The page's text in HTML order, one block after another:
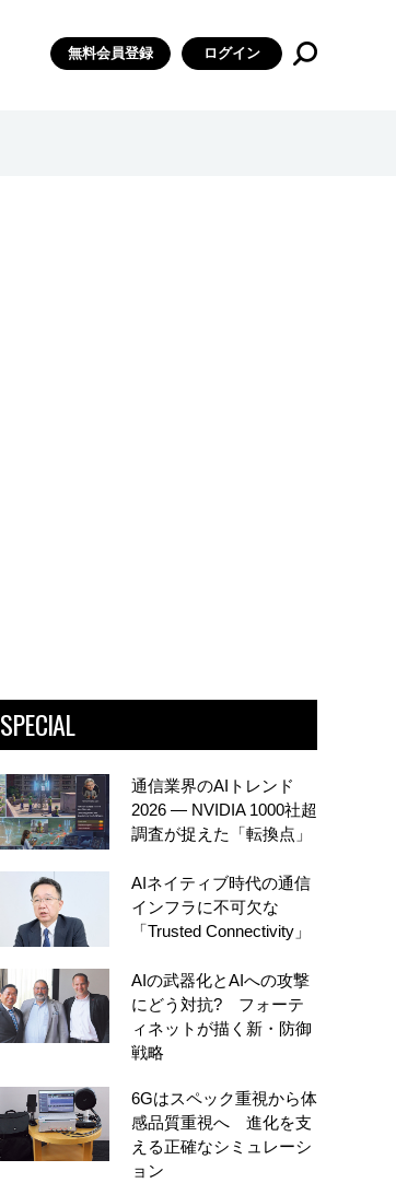
無料会員登録 ログイン
SPECIAL
通信業界のAIトレンド
2026 ― NVIDIA 1000社超
調査が捉えた「転換点」
AIネイティブ時代の通信
インフラに不可欠な
「Trusted Connectivity」
AIの武器化とAIへの攻撃
にどう対抗? フォーテ
ィネットが描く新・防御
戦略
6Gはスペック重視から体
感品質重視へ 進化を支
える正確なシミュレーシ
ョン